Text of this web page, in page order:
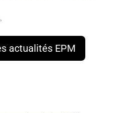
actualités EPM